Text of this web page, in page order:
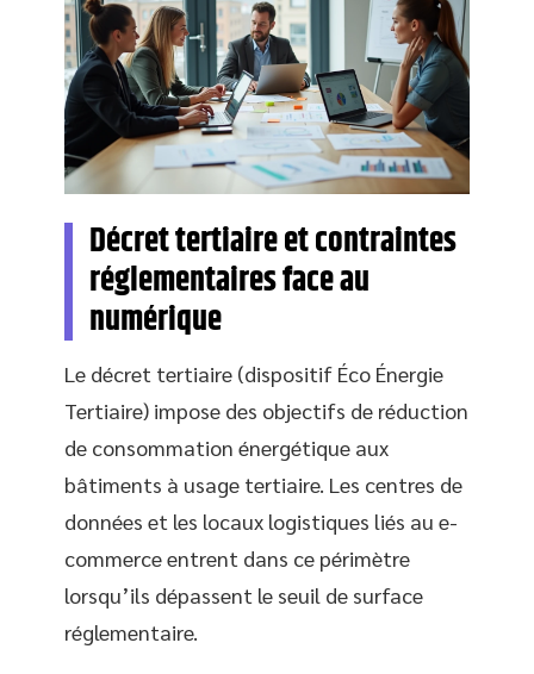
Décret tertiaire et contraintes
réglementaires face au
numérique
Le décret tertiaire (dispositif Éco Énergie
Tertiaire) impose des objectifs de réduction
de consommation énergétique aux
bâtiments à usage tertiaire. Les centres de
données et les locaux logistiques liés au e-
commerce entrent dans ce périmètre
lorsqu’ils dépassent le seuil de surface
réglementaire.